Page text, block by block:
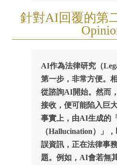
針對AI回覆的第
AI作為法律研究（
第一步，非常方便。
從諮詢AI開始。然而
接收，便可能陷入巨大
事實上，由AI生成的
（Hallucination）」
誤資訊，正在法律事
題。例如，AI會若無